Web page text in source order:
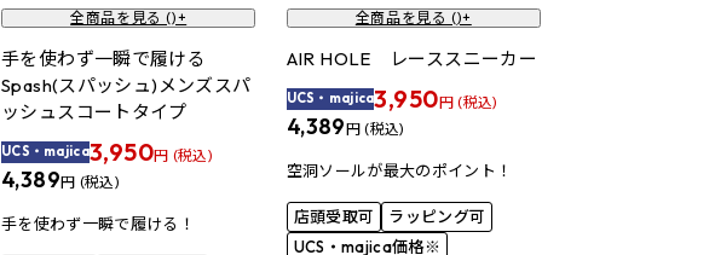
全商品を見る ()+
手を使わず一瞬で履ける
Spash(スパッシュ)メンズスパ
ッシュスコートタイプ
UCS・majica3,950円 (税込)
4,389円 (税込)
手を使わず一瞬で履ける！
全商品を見る ()+
AIR HOLE レーススニーカー
UCS・majica3,950円 (税込)
4,389円 (税込)
空洞ソールが最大のポイント！
店頭受取可
ラッピング可
UCS・majica価格※